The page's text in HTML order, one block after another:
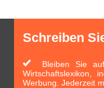
Schreiben
Bleiben Sie auf
Wirtschaftslexikon,
Werbung. Jederzeit